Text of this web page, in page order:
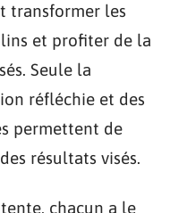
transformer les
et profiter de la
Seule la
réfléchie et des
permettent de
résultats visés.
chacun a le